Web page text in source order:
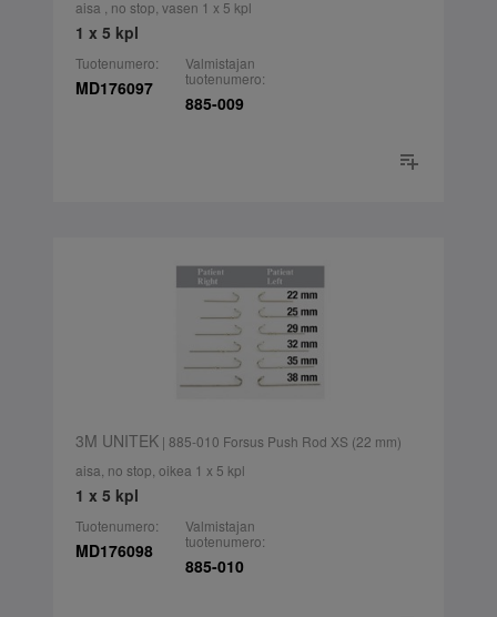
aisa , no stop, vasen 1 x 5 kpl
1 x 5 kpl
Tuotenumero:
MD176097
Valmistajan
tuotenumero:
885-009
3M UNITEK| 885-010 Forsus Push Rod XS (22 mm)
aisa, no stop, oikea 1 x 5 kpl
1 x 5 kpl
Tuotenumero:
MD176098
Valmistajan
tuotenumero:
885-010